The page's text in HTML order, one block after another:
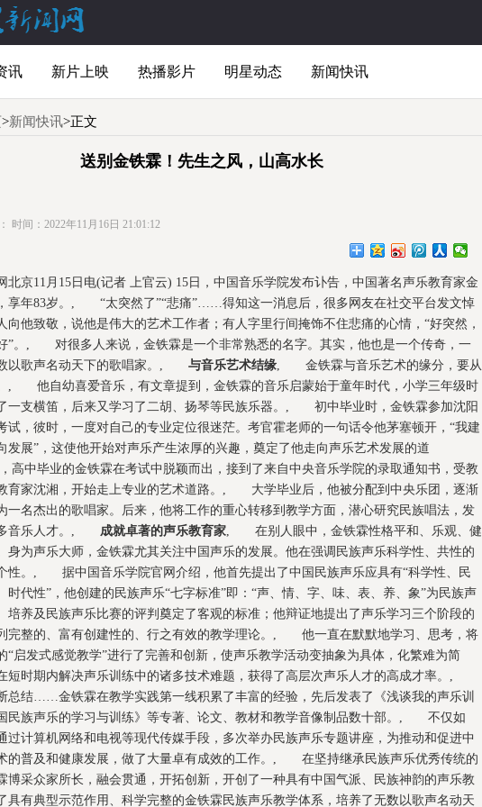
讯 新片上映 热播影片 明星动态 新闻快讯
>新闻快讯>正文
送别金铁霖！先生之风，山高水长
时间：2022年11月16日 21:01:12
京11月15日电(记者 上官云) 15日，中国音乐学院发布讣告，中国著名声乐教育家金
享年83岁。, “太突然了”“悲痛”……得知这一消息后，很多网友在社交平台发文悼
向他致敬，说他是伟大的艺术工作者；有人字里行间掩饰不住悲痛的心情，“好突然，
”。, 对很多人来说，金铁霖是一个非常熟悉的名字。其实，他也是一个传奇，一
以歌声名动天下的歌唱家。, 与音乐艺术结缘 , 金铁霖与音乐艺术的缘分，要从
, 他自幼喜爱音乐，有文章提到，金铁霖的音乐启蒙始于童年时代，小学三年级时
一支横笛，后来又学习了二胡、扬琴等民族乐器。, 初中毕业时，金铁霖参加沈阳
试，彼时，一度对自己的专业定位很迷茫。考官霍老师的一句话令他茅塞顿开，“我建
发展”，这使他开始对声乐产生浓厚的兴趣，奠定了他走向声乐艺术发展的道
中毕业的金铁霖在考试中脱颖而出，接到了来自中央音乐学院的录取通知书，受教
育家沈湘，开始走上专业的艺术道路。, 大学毕业后，他被分配到中央乐团，逐渐
一名杰出的歌唱家。后来，他将工作的重心转移到教学方面，潜心研究民族唱法，发
多音乐人才。, 成就卓著的声乐教育家 , 在别人眼中，金铁霖性格平和、乐观、健
身为声乐大师，金铁霖尤其关注中国声乐的发展。他在强调民族声乐科学性、共性的
性。, 据中国音乐学院官网介绍，他首先提出了中国民族声乐应具有“科学性、民
时代性”，他创建的民族声乐“七字标准”即：“声、情、字、味、表、养、象”为民族声
培养及民族声乐比赛的评判奠定了客观的标准；他辩证地提出了声乐学习三个阶段的
完整的、富有创建性的、行之有效的教学理论。, 他一直在默默地学习、思考，将
“启发式感觉教学”进行了完善和创新，使声乐教学活动变抽象为具体，化繁难为简
短时期内解决声乐训练中的诸多技术难题，获得了高层次声乐人才的高成才率。,
总结……金铁霖在教学实践第一线积累了丰富的经验，先后发表了《浅谈我的声乐训
民族声乐的学习与训练》等专著、论文、教材和教学音像制品数十部。, 不仅如
过计算机网络和电视等现代传媒手段，多次举办民族声乐专题讲座，为推动和促进中
的普及和健康发展，做了大量卓有成效的工作。, 在坚持继承民族声乐优秀传统的
博采众家所长，融会贯通，开拓创新，开创了一种具有中国气派、民族神韵的声乐教
具有典型示范作用、科学完整的金铁霖民族声乐教学体系，培养了无数以歌声名动天